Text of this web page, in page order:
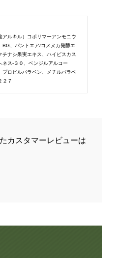
アルキル）コポリマーアンモニウ
BG、パントエア/コメヌカ発酵エ
チナシ果実エキス、ハイビスカス
ネス-３０、ベンジルアルコー
プロピルパラベン、メチルパラベ
２７
カスタマーレビューは